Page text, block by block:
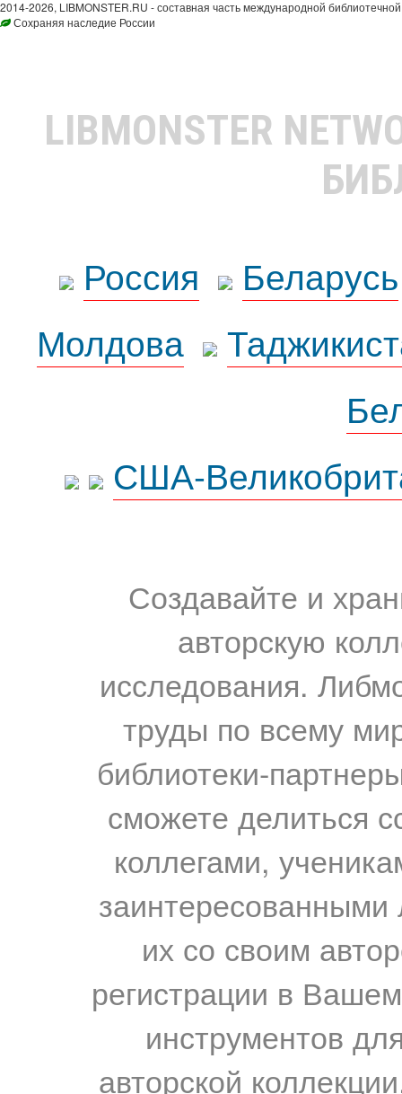
2014-2026, LIBMONSTER.RU - составная часть международной
Сохраняя наследие России
LIBMONSTER
Россия
Беларусь
Молдова
США-
Создавайте и
авторскую
исследования.
труды по всему
библиотеки-
сможете делиться
коллегами,
их со своим
регистрации в
инструментов
авторской